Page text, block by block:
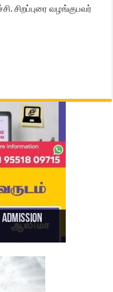
சிறப்புரை வழங்குபவர்
Arabic
Al Hajiri